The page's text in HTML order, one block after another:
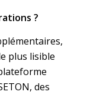
?
plus lisible
des